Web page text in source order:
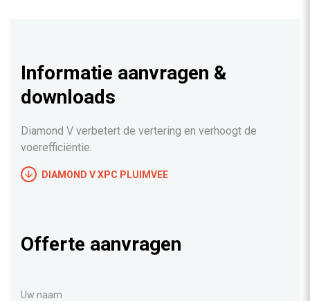
Informatie aanvragen &
downloads
Diamond V verbetert de vertering en verhoogt de
voerefficiëntie.
DIAMOND V XPC PLUIMVEE
Offerte aanvragen
Uw naam